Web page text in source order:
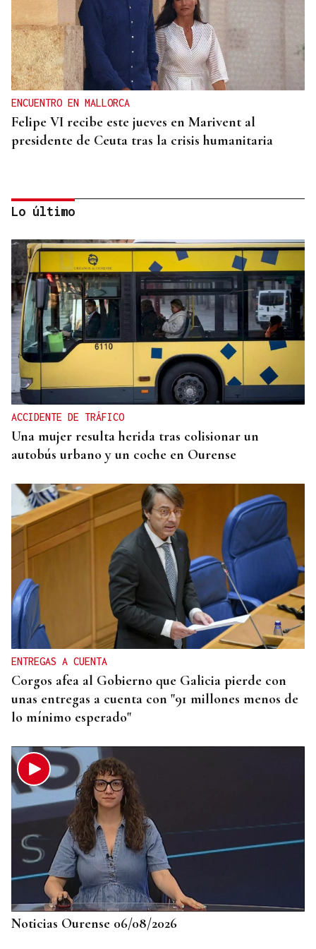
ENCUENTRO EN MALLORCA
Felipe VI recibe este jueves en Marivent al
presidente de Ceuta tras la crisis humanitaria
CRISIS HUMANITARIA
El Instituto de Medicina Legal de Ceuta recibe los
cuerpos de los 80 migrantes fallecidos
Lo último
ACCIDENTE DE TRÁFICO
Una mujer resulta herida tras colisionar un
autobús urbano y un coche en Ourense
ENTREGAS A CUENTA
Corgos afea al Gobierno que Galicia pierde con
unas entregas a cuenta con "91 millones menos de
lo mínimo esperado"
Noticias Ourense 06/08/2026